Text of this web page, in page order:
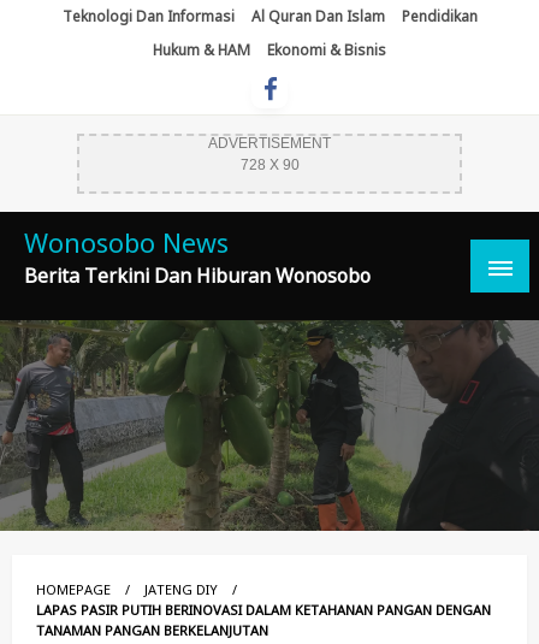
Teknologi Dan Informasi Al Quran Dan Islam
Pendidikan
Hukum & HAM
Ekonomi & Bisnis
ADVERTISEMENT
728 X 90
Wonosobo News
Berita Terkini Dan Hiburan Wonosobo
HOMEPAGE
JATENG DIY
LAPAS PASIR PUTIH BERINOVASI DALAM KETAHANAN PANGAN DENGAN
TANAMAN PANGAN BERKELANJUTAN